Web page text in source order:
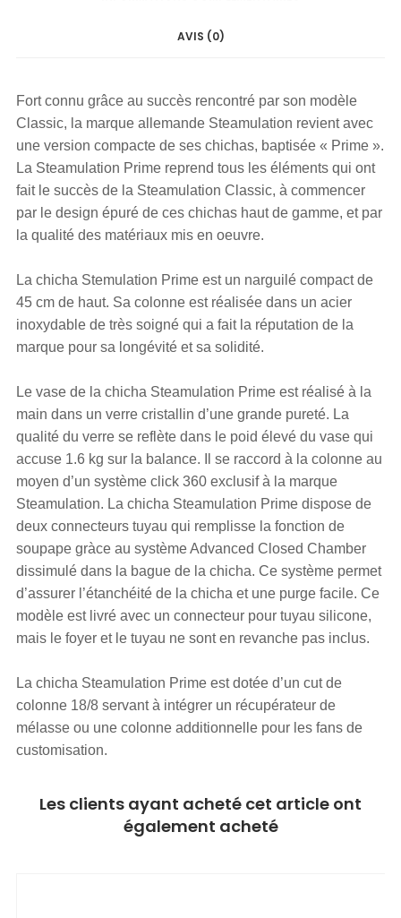
AVIS (0)
Fort connu grâce au succès rencontré par son modèle
Classic, la marque allemande Steamulation revient avec
une version compacte de ses chichas, baptisée « Prime ».
La Steamulation Prime reprend tous les éléments qui ont
fait le succès de la Steamulation Classic, à commencer
par le design épuré de ces chichas haut de gamme, et par
la qualité des matériaux mis en oeuvre.
La chicha Stemulation Prime est un narguilé compact de
45 cm de haut. Sa colonne est réalisée dans un acier
inoxydable de très soigné qui a fait la réputation de la
marque pour sa longévité et sa solidité.
Le vase de la chicha Steamulation Prime est réalisé à la
main dans un verre cristallin d’une grande pureté. La
qualité du verre se reflète dans le poid élevé du vase qui
accuse 1.6 kg sur la balance. Il se raccord à la colonne au
moyen d’un système click 360 exclusif à la marque
Steamulation. La chicha Steamulation Prime dispose de
deux connecteurs tuyau qui remplisse la fonction de
soupape gràce au système Advanced Closed Chamber
dissimulé dans la bague de la chicha. Ce système permet
d’assurer l’étanchéité de la chicha et une purge facile. Ce
modèle est livré avec un connecteur pour tuyau silicone,
mais le foyer et le tuyau ne sont en revanche pas inclus.
La chicha Steamulation Prime est dotée d’un cut de
colonne 18/8 servant à intégrer un récupérateur de
mélasse ou une colonne additionnelle pour les fans de
customisation.
Les clients ayant acheté cet article ont
également acheté